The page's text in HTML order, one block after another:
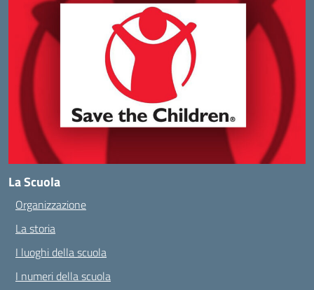
La Scuola
Organizzazione
La storia
I luoghi della scuola
I numeri della scuola